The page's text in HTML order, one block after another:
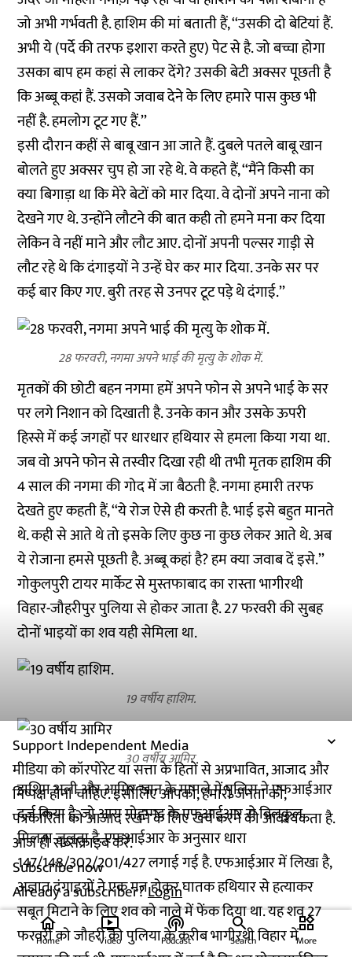
Support Independent Media
मीडिया को कॉरपोरेट या सत्ता के हितों से अप्रभावित, आजाद और
निष्पक्ष होना चाहिए. इसीलिए आपको, हमारी जनता को,
पत्रकारिता को आजाद रखने के लिए खर्च करने की आवश्यकता है.
आज ही सब्सक्राइब करें.
Subscribe now
Already a subscriber?Login
जो अभी गर्भवती है. हाशिम की मां बताती हैं, ‘‘उसकी दो बेटियां हैं.
अभी ये (पर्दे की तरफ इशारा करते हुए) पेट से है. जो बच्चा होगा
उसका बाप हम कहां से लाकर देंगे? उसकी बेटी अक्सर पूछती है
कि अब्बू कहां हैं. उसको जवाब देने के लिए हमारे पास कुछ भी
नहीं है. हमलोग टूट गए हैं.’’
इसी दौरान कहीं से बाबू खान आ जाते हैं. दुबले पतले बाबू खान
बोलते हुए अक्सर चुप हो जा रहे थे. वे कहते हैं, ‘‘मैंने किसी का
क्या बिगाड़ा था कि मेरे बेटों को मार दिया. वे दोनों अपने नाना को
देखने गए थे. उन्होंने लौटने की बात कही तो हमने मना कर दिया
लेकिन वे नहीं माने और लौट आए. दोनों अपनी पल्सर गाड़ी से
लौट रहे थे कि दंगाइयों ने उन्हें घेर कर मार दिया. उनके सर पर
कई बार किए गए. बुरी तरह से उनपर टूट पड़े थे दंगाई.’’
28 फरवरी, नगमा अपने भाई की मृत्यु के शोक में.
मृतकों की छोटी बहन नगमा हमें अपने फोन से अपने भाई के सर
पर लगे निशान को दिखाती है. उनके कान और उसके ऊपरी
हिस्से में कई जगहों पर धारधार हथियार से हमला किया गया था.
जब वो अपने फोन से तस्वीर दिखा रही थी तभी मृतक हाशिम की
4 साल की नगमा की गोद में जा बैठती है. नगमा हमारी तरफ
देखते हुए कहती हैं, ‘‘ये रोज ऐसे ही करती है. भाई इसे बहुत मानते
थे. कही से आते थे तो इसके लिए कुछ ना कुछ लेकर आते थे. अब
ये रोजाना हमसे पूछती है. अब्बू कहां है? हम क्या जवाब दें इसे.’’
गोकुलपुरी टायर मार्केट से मुस्तफाबाद का रास्ता भागीरथी
विहार-जौहरीपुर पुलिया से होकर जाता है. 27 फरवरी की सुबह
दोनों भाइयों का शव यही सेमिला था.
19 वर्षीय हाशिम.
30 वर्षीय आमिर
हाशिम अली और आमिर खान के मामले में पुलिस ने एफआईआर
दर्ज किया है. जो आस मोहम्मद के एफआईआर से बिलकुल
मिलता जुलता है. एफआईआर के अनुसार धारा
147/148/302/201/427 लगाई गई है. एफआईआर में लिखा है,
अज्ञात दंगाइयों ने एक मत होकर घातक हथियार से हत्याकर
सबूत मिटाने के लिए शव को नाले में फेंक दिया था. यह शव 27
फरवरी को जौहरी की पुलिया के करीब भागीरथी विहार में
home
Home
ondemand_video
Video
podcasts
Podcast Search
widgets
More